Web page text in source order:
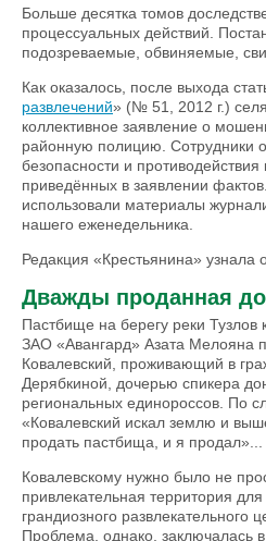
Больше десятка томов
процессуальных действий.
подозреваемые, обвиняемые,
Как оказалось, после выхода
развлечений» (№ 51, 2012 г.)
коллективное заявление о
районную полицию. Сотрудники
безопасности и
приведённых в заявлении
использовали материалы
нашего еженедельника.
Редакция «Крестьянина» узнала
Дважды проданная
Пастбище на берегу реки Тузлов
ЗАО «Авангард» Азата Мелояна
Ковалевский, проживаю­щий в
Дерябкиной, дочерью спикера
региональных единороссов. По
«Ковалевский искал землю и
продать пастбища, и я продал»...
Ковалевскому нужно было не
привлекательная территория для
грандиозного развлекательного
Проблема, однако, заключалась